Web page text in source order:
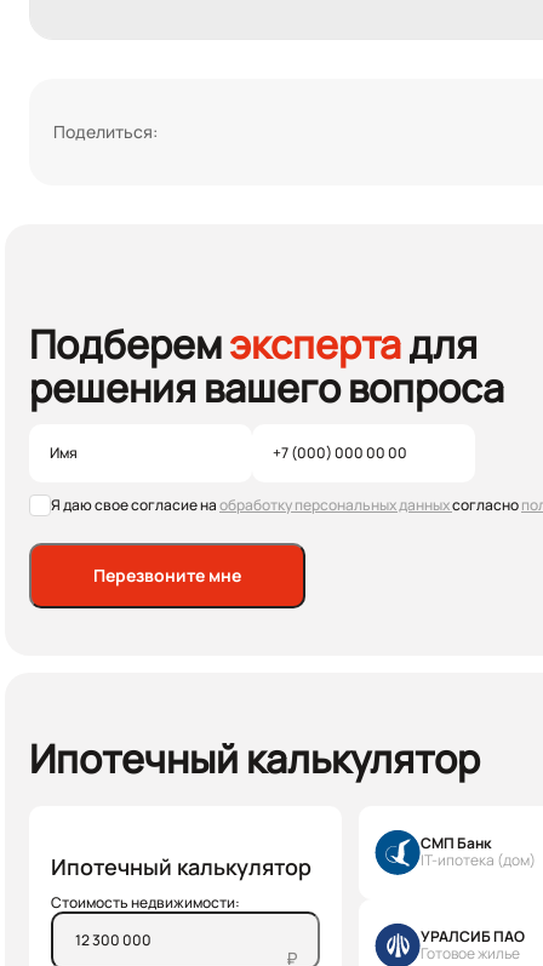
Поделиться:
Подберемэкспертадля
решения вашего вопроса
Я даю свое согласие наобработку персональных данныхсогласно
Перезвоните мне
Ипотечный калькулятор
Ипотечный калькулятор
Стоимость недвижимости:
₽
СМП Банк
IT-ипотека (дом)
УРАЛСИБ ПАО
Готовое жилье